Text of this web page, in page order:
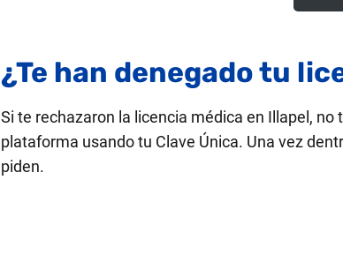
¿Te han denegado tu
Si te rechazaron la licencia médica en Illapel,
plataforma usando tu Clave Única. Una vez
piden.